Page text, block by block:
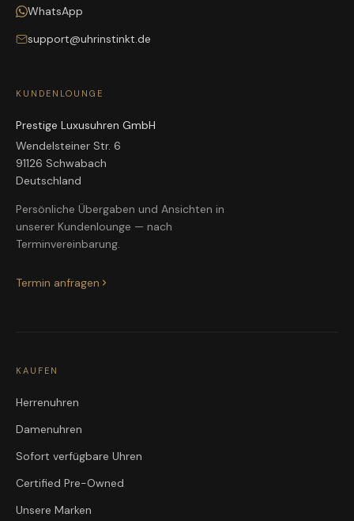
WhatsApp
support@uhrinstinkt.de
KUNDENLOUNGE
Prestige Luxusuhren GmbH
Wendelsteiner Str. 6
91126 Schwabach
Deutschland
Persönliche Übergaben und Ansichten in
unserer Kundenlounge — nach
Terminvereinbarung.
Termin anfragen
KAUFEN
Herrenuhren
Damenuhren
Sofort verfügbare Uhren
Certified Pre-Owned
Unsere Marken